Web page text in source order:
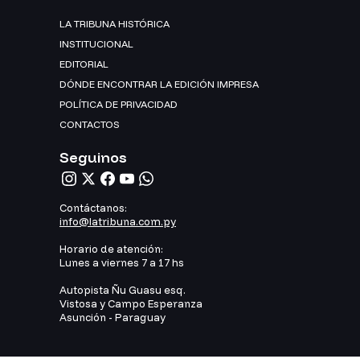
LA TRIBUNA HISTÓRICA
INSTITUCIONAL
EDITORIAL
DÓNDE ENCONTRAR LA EDICIÓN IMPRESA
POLÍTICA DE PRIVACIDAD
CONTACTOS
Seguinos
Contáctanos:
info@latribuna.com.py
Horario de atención:
Lunes a viernes 7 a 17 hs
Autopista Ñu Guasu esq.
Vistosa y Campo Esperanza
Asunción - Paraguay